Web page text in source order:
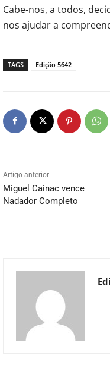
Cabe-nos, a todos,
nos ajudar a
TAGS Edição 5642
Artigo anterior
Miguel Cainac vence
Nadador Completo